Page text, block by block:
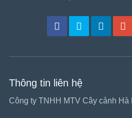
Thông tin liên hệ
Công ty TNHH MTV Cây cảnh Hà